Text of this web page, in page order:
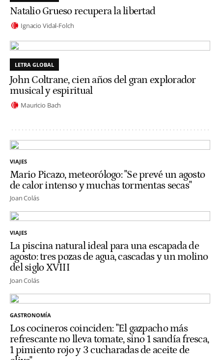
Natalio Grueso recupera la libertad
Ignacio Vidal-Folch
LETRA GLOBAL
John Coltrane, cien años del gran explorador
musical y espiritual
Mauricio Bach
VIAJES
Mario Picazo, meteorólogo: "Se prevé un agosto
de calor intenso y muchas tormentas secas"
Joan Colás
VIAJES
La piscina natural ideal para una escapada de
agosto: tres pozas de agua, cascadas y un molino
del siglo XVIII
Joan Colás
GASTRONOMÍA
Los cocineros coinciden: "El gazpacho más
refrescante no lleva tomate, sino 1 sandía fresca,
1 pimiento rojo y 3 cucharadas de aceite de